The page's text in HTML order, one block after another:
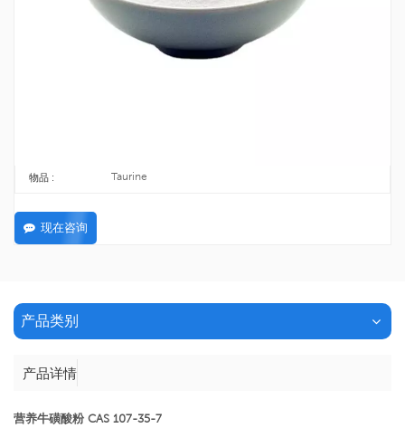
203-483-8
25kg/carton
物品 : Taurine
现在咨询
产品类别
产品详情
营养牛磺酸粉 CAS 107-35-7